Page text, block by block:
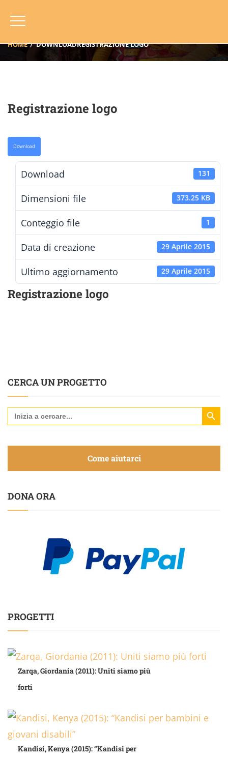
Registrazione Logo
HOME DOWNLOADREGISTRAZIONE LOGO
Registrazione logo
Download
Download 131
Dimensioni file 373.25 KB
Conteggio file 1
Data di creazione 29 Aprile 2015
Ultimo aggiornamento 29 Aprile 2015
Registrazione logo
CERCA UN PROGETTO
Search
for:
Search
Come aiutarci
DONA ORA
PROGETTI
Zarqa, Giordania (2011): Uniti siamo più
forti
Kandisi, Kenya (2015): “Kandisi per